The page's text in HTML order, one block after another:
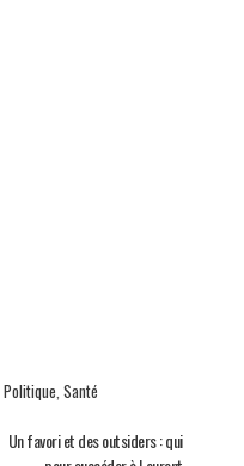
Politique, Santé
Un favori et des outsiders : qui